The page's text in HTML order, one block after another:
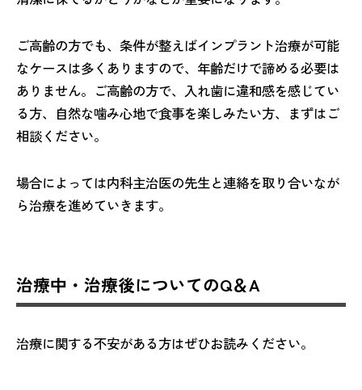
ご高齢の方でも、条件が整えばインプラント治療が可能
なケースは多くありますので、年齢だけで諦める必要は
ありません。ご高齢の方で、入れ歯に違和感を感じてい
る方、自然な噛み心地で食事を楽しみたい方、まずはご
相談ください。
場合によっては内科主治医の先生と連絡を取り合いなが
ら治療を進めていきます。
治療中・治療後についてのQ＆A
治療に関する不安がある方はぜひお読みください。